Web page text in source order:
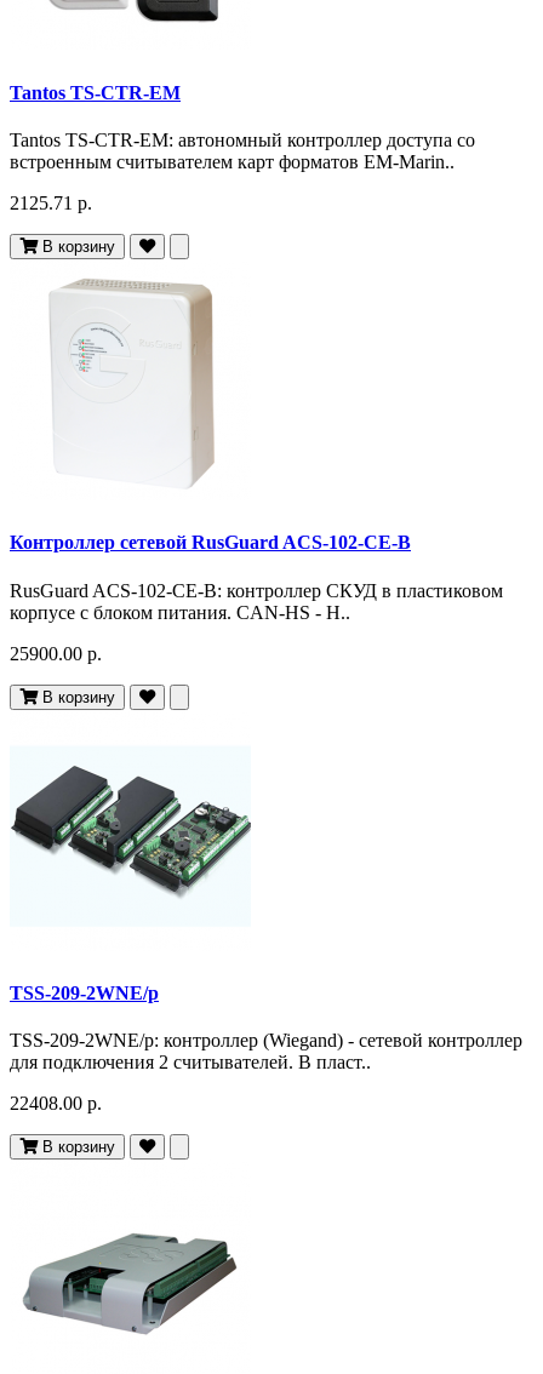
Tantos TS-CTR-EM
Tantos TS-CTR-EM: автономный контроллер доступа со
встроенным считывателем карт форматов EM-Marin..
2125.71 р.
В корзину
Контроллер сетевой RusGuard ACS-102-CE-B
RusGuard ACS-102-CE-B: контроллер СКУД в пластиковом
корпусе с блоком питания. CAN-HS - H..
25900.00 р.
В корзину
TSS-209-2WNE/p
TSS-209-2WNE/p: контроллер (Wiegand) - сетевой контроллер
для подключения 2 cчитывателей. В пласт..
22408.00 р.
В корзину